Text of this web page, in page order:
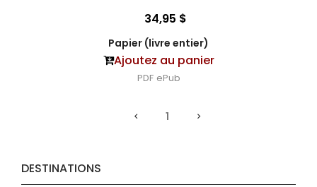
DESTINATIONS
34,95 $
Papier (livre entier)
Ajoutez au panier
PDF ePub
1